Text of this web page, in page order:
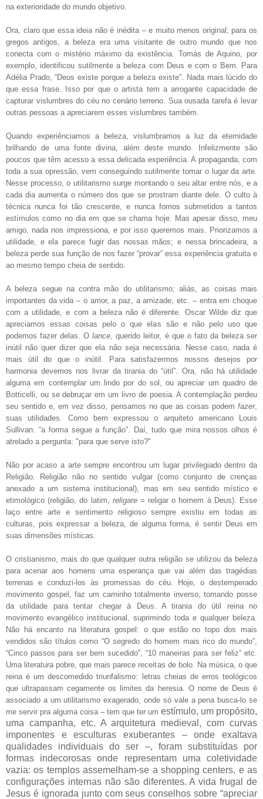
na exterioridade do mundo objetivo.
Ora, claro que essa ideia não é inédita – e muito menos original; para os
gregos antigos, a beleza era uma visitante de outro mundo que nos
conecta com o mistério máximo da existência. Tomás de Aquino, por
exemplo, identificou sutilmente a beleza com Deus e com o Bem. Para
Adélia Prado, “Deus existe porque a beleza existe”. Nada mais lúcido do
que essa frase. Isso por que o artista tem a arrogante capacidade de
capturar vislumbres do céu no cenário terreno. Sua ousada tarefa é levar
outras pessoas a apreciarem esses vislumbres também.
Quando experiênciamos a beleza, vislumbramos a luz da eternidade
brilhando de uma fonte divina, além deste mundo. Infelizmente são
poucos que têm acesso a essa delicada experiência. A propaganda, com
toda a sua opressão, vem conseguindo sutilmente tomar o lugar da arte.
Nesse processo, o utilitarismo surge montando o seu altar entre nós, e a
cada dia aumenta o número dos que se prostram diante dele. O culto à
técnica nunca foi tão crescente, e nunca fomos submetidos a tantos
estímulos como no dia em que se chama hoje. Mas apesar disso, meu
amigo, nada nos impressiona, e por isso queremos mais. Priorizamos a
utilidade, e ela parece fugir das nossas mãos; e nessa brincadeira, a
beleza perde sua função de nos fazer “provar” essa experiência gratuita e
ao mesmo tempo cheia de sentido.
A beleza segue na contra mão do utilitarismo; aliás, as coisas mais
importantes da vida – o amor, a paz, a amizade, etc. – entra em choque
com a utilidade, e com a beleza não é diferente. Oscar Wilde diz que
apreciamos essas coisas pelo o que elas são e não pelo uso que
podemos fazer delas. Olance , querido leitor, é que o fato da beleza ser
inútil não quer dizer que ela não seja necessária. Nesse caso, nada é
mais útil do que o inútil. Para satisfazermos nossos desejos por
harmonia devemos nos livrar da tirania do “útil”. Ora, não há utilidade
alguma em contemplar um lindo por do sol, ou apreciar um quadro de
Botticelli, ou se debruçar em um livro de poesia. A contemplação perdeu
seu sentido e, em vez disso, pensamos no que as coisas podem fazer,
suas utilidades. Como bem expressou o arquiteto americano Louis
Sullivan: “a forma segue a função”. Daí, tudo que mira nossos olhos é
atrelado a pergunta: "para que serve isto?"
Não por acaso a arte sempre encontrou um lugar privilegiado dentro da
Religião. Religião não no sentido vulgar (como conjunto de crenças
anexado a um sistema institucional), mas em seu sentido místico e
etimológico (religião, do latim, religare = religar o homem à Deus). Esse
laço entre arte e sentimento religioso sempre existiu em todas as
culturas, pois expressar a beleza, de alguma forma, é sentir Deus em
suas dimensões místicas.
O cristianismo, mais do que qualquer outra religião se utilizou da beleza
para acenar aos homens uma esperança que vai além das tragédias
terrenas e conduzi-los às promessas do céu. Hoje, o destemperado
movimento gospel, faz um caminho totalmente inverso, tomando posse
da utilidade para tentar chegar à Deus. A tirania do útil reina no
movimento evangélico institucional, suprimindo toda e qualquer beleza.
Não há encanto na literatura gospel: o que estão no topo dos mais
vendidos são títulos como “O segredo do homem mais rico do mundo”,
“Cinco passos para ser bem sucedido”, “10 maneiras para ser feliz” etc.
Uma literatura pobre, que mais parece receitas de bolo. Na música, o que
reina é um descomedido triunfalismo: letras cheias de erros teológicos
que ultrapassam cegamente os limites da heresia. O nome de Deus é
associado a um utilitarismo exagerado, onde só vale a pena busca-lo se
me servir pra alguma coisa – tem que ter um estímulo, um propósito,
uma campanha, etc. A arquitetura medieval, com curvas
imponentes e esculturas exuberantes – onde exaltava
qualidades individuais do ser –, foram substituídas por
formas indecorosas onde representam uma coletividade
vazia: os templos assemelham-se a shopping centers, e as
configurações internas não são diferentes. A vida frugal de
Jesus é ignorada junto com seus conselhos sobre “apreciar